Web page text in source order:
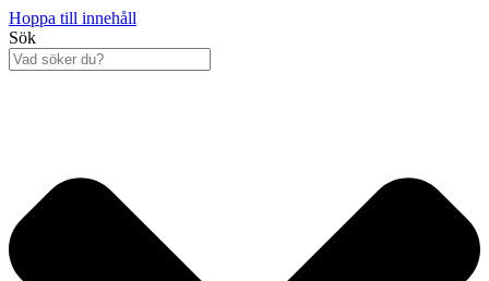
Hoppa till innehåll
Sök